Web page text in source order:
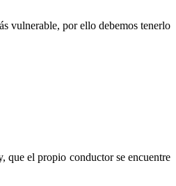
vulnerable, por ello debemos tenerlo
que el propio conductor se encuentre